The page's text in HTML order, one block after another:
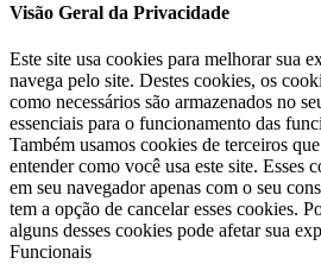
Visão Geral da Privacidade
Este site usa cookies para melhorar sua
navega pelo site. Destes cookies, os
como necessários são armazenados no
essenciais para o funcionamento das
Também usamos cookies de terceiros
entender como você usa este site. Esses
em seu navegador apenas com o seu
tem a opção de cancelar esses cookies.
alguns desses cookies pode afetar sua
Funcionais